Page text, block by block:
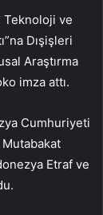
Teknoloji ve
Dışişleri
Araştırma
imza attı.
Cumhuriyeti
Etraf ve